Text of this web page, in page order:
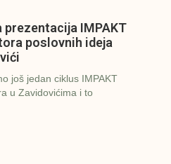
prezentacija IMPAKT
poslovnih ideja
još jedan ciklus IMPAKT
u Zavidovićima i to